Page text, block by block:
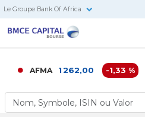
Le Groupe Bank Of Africa
AFMA 1 262,00 -1,33 %